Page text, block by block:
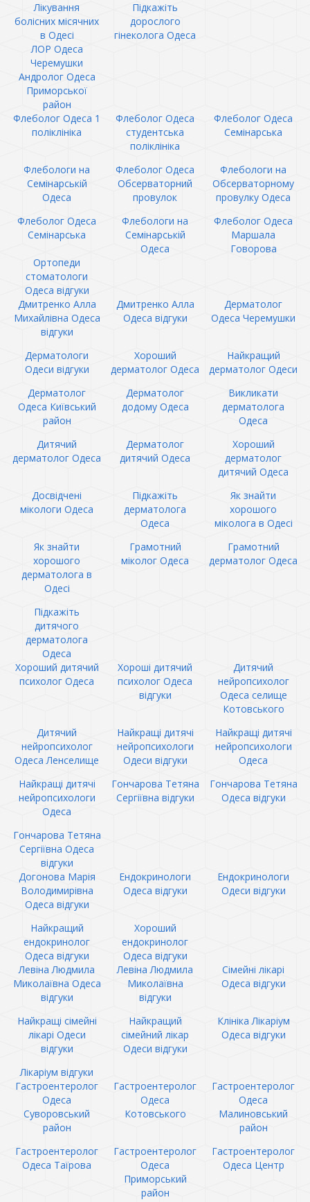
Лікування
болісних місячних
в Одесі
Підкажіть
дорослого
гінеколога Одеса
ЛОР Одеса
Черемушки
Андролог Одеса
Приморської
район
Флеболог Одеса 1
поліклініка
Флеболог Одеса
студентська
поліклініка
Флеболог Одеса
Семінарська
Флебологи на
Семінарській
Одеса
Флеболог Одеса
Обсерваторний
провулок
Флебологи на
Обсерваторному
провулку Одеса
Флеболог Одеса
Семінарська
Флебологи на
Семінарській
Одеса
Флеболог Одеса
Маршала
Говорова
Ортопеди
стоматологи
Одеса відгуки
Дмитренко Алла
Михайлівна Одеса
відгуки
Дмитренко Алла
Одеса відгуки
Дерматолог
Одеса Черемушки
Дерматологи
Одеси відгуки
Хороший
дерматолог Одеса
Найкращий
дерматолог Одеси
Дерматолог
Одеса Київський
район
Дерматолог
додому Одеса
Викликати
дерматолога
Одеса
Дитячий
дерматолог Одеса
Дерматолог
дитячий Одеса
Хороший
дерматолог
дитячий Одеса
Досвідчені
мікологи Одеса
Підкажіть
дерматолога
Одеса
Як знайти
хорошого
міколога в Одесі
Як знайти
хорошого
дерматолога в
Одесі
Грамотний
міколог Одеса
Грамотний
дерматолог Одеса
Підкажіть
дитячого
дерматолога
Одеса
Хороший дитячий
психолог Одеса
Хороші дитячий
психолог Одеса
відгуки
Дитячий
нейропсихолог
Одеса селище
Котовського
Дитячий
нейропсихолог
Одеса Ленселище
Найкращі дитячі
нейропсихологи
Одеси відгуки
Найкращі дитячі
нейропсихологи
Одеса
Найкращі дитячі
нейропсихологи
Одеса
Гончарова Тетяна
Сергіївна відгуки
Гончарова Тетяна
Одеса відгуки
Гончарова Тетяна
Сергіївна Одеса
відгуки
Догонова Марія
Володимирівна
Одеса відгуки
Ендокринологи
Одеса відгуки
Ендокринологи
Одеси відгуки
Найкращий
ендокринолог
Одеса відгуки
Хороший
ендокринолог
Одеса відгуки
Левіна Людмила
Миколаївна Одеса
відгуки
Левіна Людмила
Миколаївна
відгуки
Сімейні лікарі
Одеса відгуки
Найкращі сімейні
лікарі Одеси
відгуки
Найкращий
сімейний лікар
Одеси відгуки
Клініка Лікаріум
Одеса відгуки
Лікаріум відгуки
Гастроентеролог
Одеса
Суворовський
район
Гастроентеролог
Одеса
Котовського
Гастроентеролог
Одеса
Малиновський
район
Гастроентеролог
Одеса Таїрова
Гастроентеролог
Одеса
Приморський
район
Гастроентеролог
Одеса Центр